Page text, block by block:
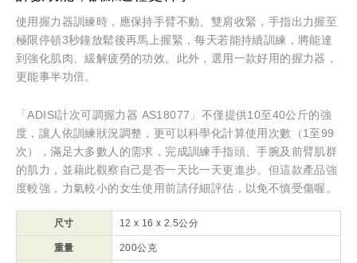
使用握力器訓練時，應保持手臂不動、雙肩收緊，手指出力握至
極限停頓3秒鐘放鬆後再馬上握緊，每天若能持續訓練，將能達
到強化肌肉、緩解疲勞的功效。此外，選用一款好用的握力器，
更能事半功倍。
「ADISI計次可調握力器 AS18077」不僅提供10至40公斤的強
度，讓人依訓練狀況調整，更可以科學化計算使用次數（1至99
次），滿足大多數人的需求，完成訓練手指頭、手腕及前臂肌群
的肌力，並藉此觀察自己是否一天比一天更進步。但這款產品強
度較強，力氣較小的女生使用前請仔細評估，以免不慎受傷喔。
尺寸 12 x 16 x 2.5公分
重量 200公克